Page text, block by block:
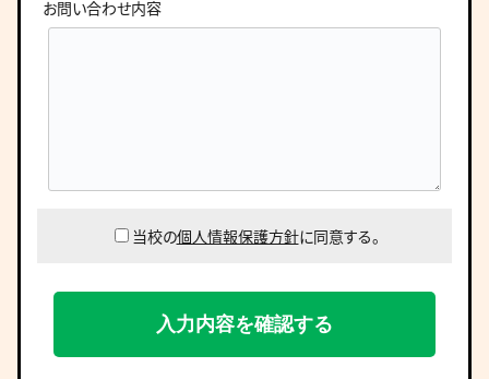
お問い合わせ内容
当校の個人情報保護方針に同意する。